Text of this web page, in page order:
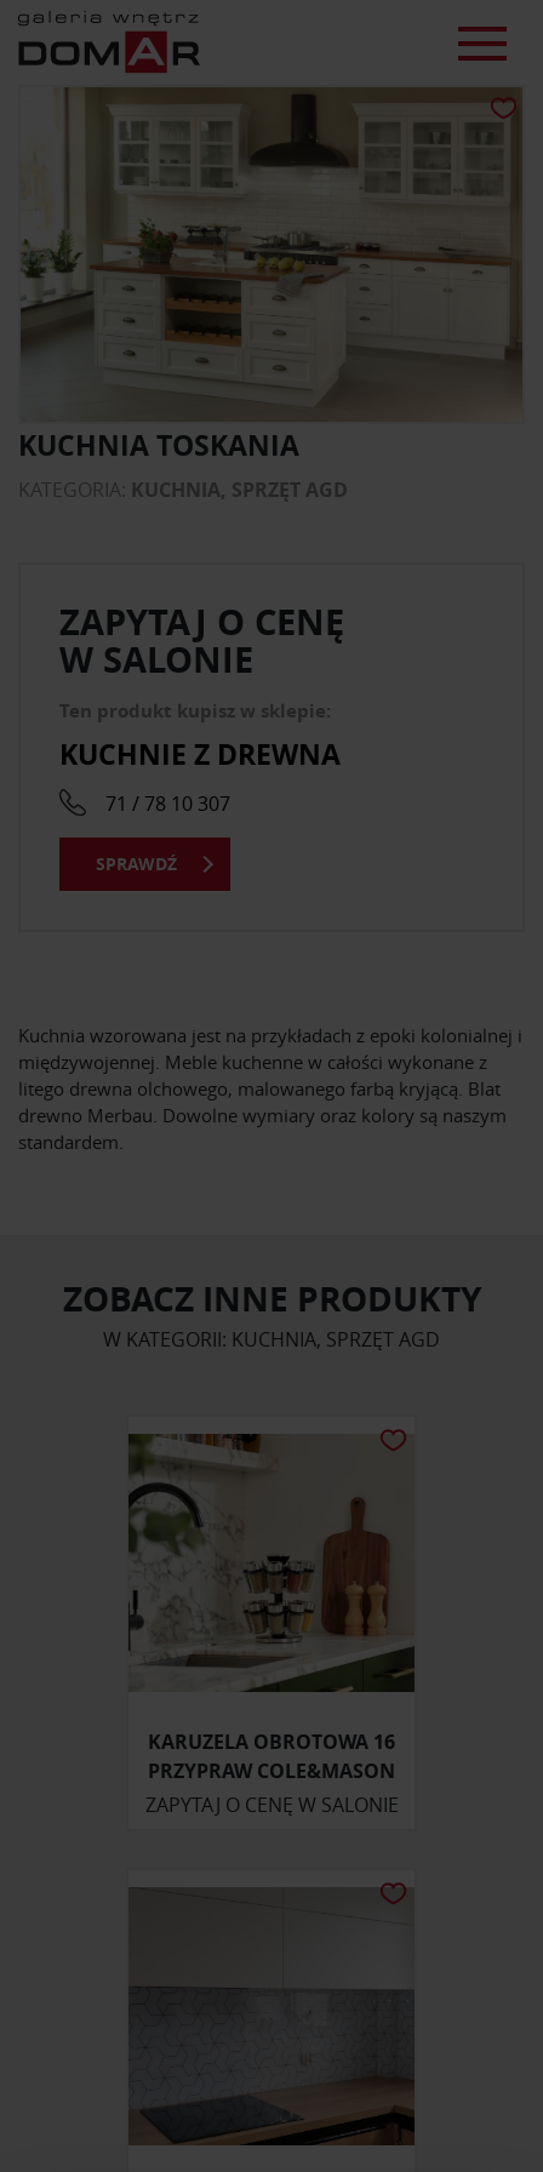
KUCHNIA TOSKANIA
KATEGORIA: KUCHNIA, SPRZĘT AGD
Kuchnia wzorowana jest na przykładach z epoki kolonialnej i
międzywojennej. Meble kuchenne w całości wykonane z
litego drewna olchowego, malowanego farbą kryjącą. Blat
drewno Merbau. Dowolne wymiary oraz kolory są naszym
standardem.
ZAPYTAJ O CENĘ
W SALONIE
Ten produkt kupisz w sklepie:
KUCHNIE Z DREWNA
71 / 78 10 307
SPRAWDŹ
ZOBACZ INNE PRODUKTY
W KATEGORII: KUCHNIA, SPRZĘT AGD
KARUZELA OBROTOWA 16
PRZYPRAW COLE&MASON
ZAPYTAJ O CENĘ W SALONIE